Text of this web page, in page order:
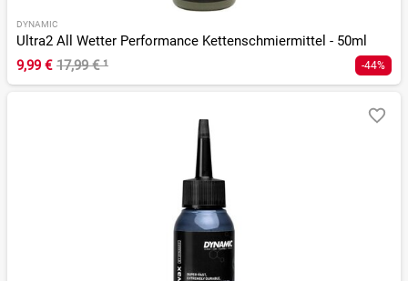
DYNAMIC
Ultra2 All Wetter Performance Kettenschmiermittel - 50ml
9,99 € 17,99 €¹ -44%